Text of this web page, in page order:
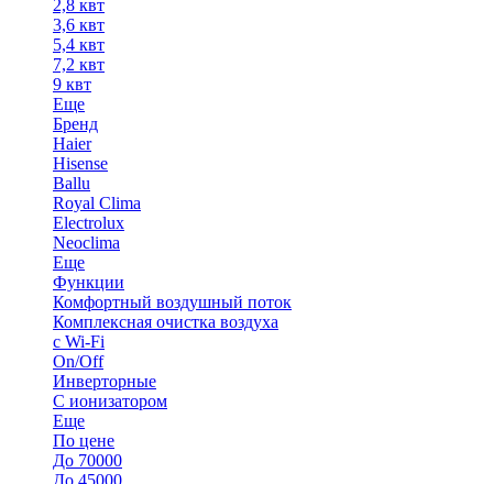
2,8 квт
3,6 квт
5,4 квт
7,2 квт
9 квт
Еще
Бренд
Haier
Hisense
Ballu
Royal Clima
Electrolux
Neoclima
Еще
Функции
Комфортный воздушный поток
Комплексная очистка воздуха
с Wi-Fi
On/Off
Инверторные
С ионизатором
Еще
По цене
До 70000
До 45000